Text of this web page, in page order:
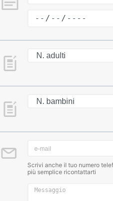
Scrivi anche il tuo numero
più semplice ricontattarti